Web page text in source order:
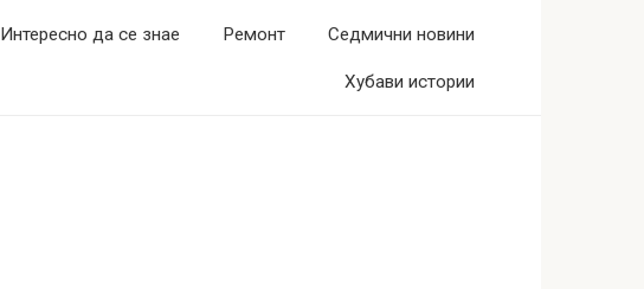
Интересно да се знае Ремонт Седмични новини
Хубави истории